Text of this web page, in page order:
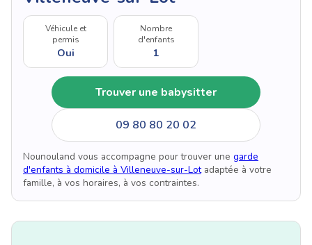
Véhicule et
permis
Oui
Nombre
d'enfants
1
Trouver une babysitter
09 80 80 20 02
Nounouland vous accompagne pour trouver une garde
d'enfants à domicile à Villeneuve-sur-Lotadaptée à votre
famille, à vos horaires, à vos contraintes.